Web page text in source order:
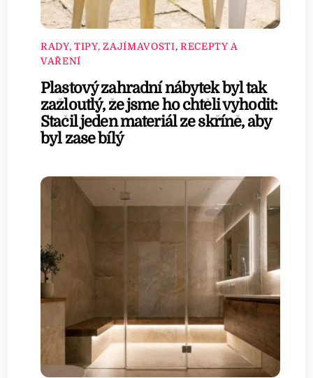
RADY, TIPY, ZAJÍMAVOSTI, RECEPTY A
VAŘENÍ
Plastový zahradní nábytek byl tak
zažloutlý, že jsme ho chtěli vyhodit:
Stačil jeden materiál ze skříně, aby
byl zase bílý